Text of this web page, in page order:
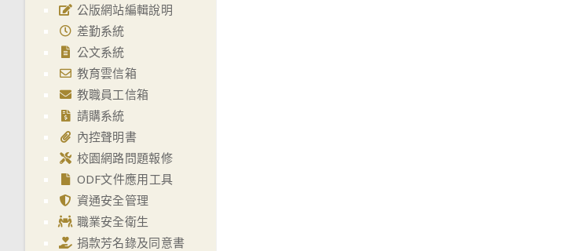
公版網站編輯說明
差勤系統
公文系統
教育雲信箱
教職員工信箱
請購系統
內控聲明書
校園網路問題報修
ODF文件應用工具
資通安全管理
職業安全衛生
捐款芳名錄及同意書